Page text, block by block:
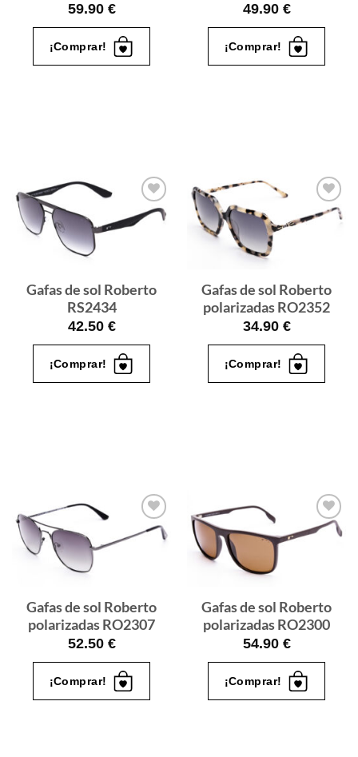
59.90 €
¡Comprar!
49.90 €
¡Comprar!
Gafas
de sol
Gafas de sol Roberto
RS2434
42.50 €
¡Comprar!
Gafas
Gafas de sol Roberto
polarizadas RO2352
34.90 €
¡Comprar!
Gafas
de sol
Gafas de sol Roberto
polarizadas RO2307
52.50 €
¡Comprar!
Gafas
Gafas de sol Roberto
polarizadas RO2300
54.90 €
¡Comprar!